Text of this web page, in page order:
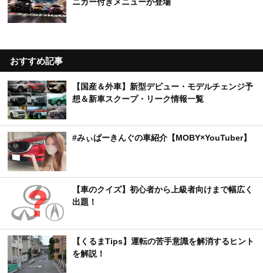
おすすめ記事
【国産＆外車】新型デビュー・モデルチェンジ予
想＆新車スクープ・リーク情報一覧
#みぃぱーきんぐの車紹介【MOBY×YouTuber】
【車のクイズ】初心者から上級者向けまで幅広く
出題！
【くるまTips】運転の苦手意識を解消するヒント
を解説！